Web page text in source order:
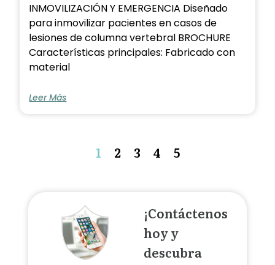
INMOVILIZACIÓN Y EMERGENCIA Diseñado
para inmovilizar pacientes en casos de
lesiones de columna vertebral BROCHURE
Características principales: Fabricado con
material
Leer Más
1 2 3 4 5
¡Contáctenos
hoy y
descubra